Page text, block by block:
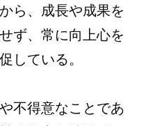
ら、成長や成果を
ず、常に向上心を
している。
不得意なことであ